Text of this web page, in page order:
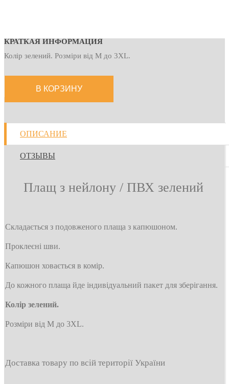
КРАТКАЯ ИНФОРМАЦИЯ
Колір зелений. Розміри від М до 3XL.
ОПИСАНИЕ
ОТЗЫВЫ
Плащ з нейлону / ПВХ зелений
Складається з подовженого плаща з капюшоном.
Проклеєні шви.
Капюшон ховається в комір.
До кожного плаща йде індивідуальний пакет для зберігання.
Колір зелений.
Розміри від М до 3XL.
Доставка товару по всій території України